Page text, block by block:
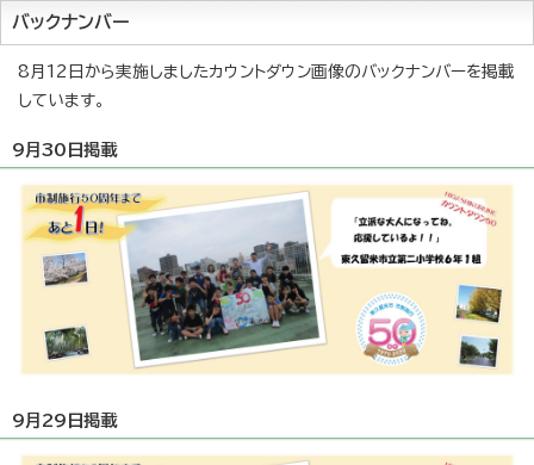
バックナンバー
8月12日から実施しましたカウントダウン画像のバックナンバーを掲載
しています。
9月30日掲載
9月29日掲載